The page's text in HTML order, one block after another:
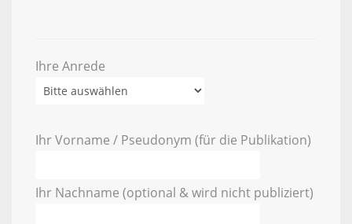
Ihre Anrede
Ihr Vorname / Pseudonym (für die Publikation)
Ihr Nachname (optional & wird nicht publiziert)